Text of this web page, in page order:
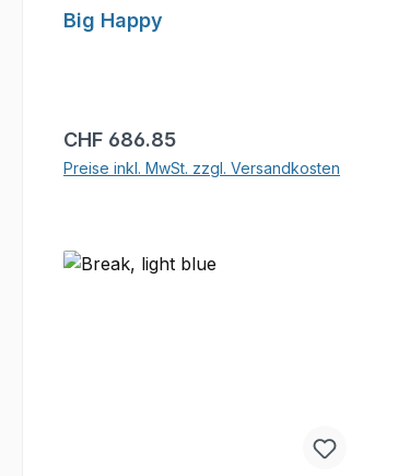
Big Happy
Regulärer Preis:
CHF 686.85
Preise inkl. MwSt. zzgl. Versandkosten